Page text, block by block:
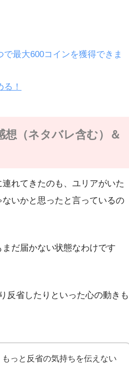
最大600コインを獲得できま
！
想（ネタバレ含む）＆
れてきたのも、ユリアがいた
いかと思ったと言っているの
だ届かない状態なわけです
反省したりといった心の動きも
っと反省の気持ちを伝えない